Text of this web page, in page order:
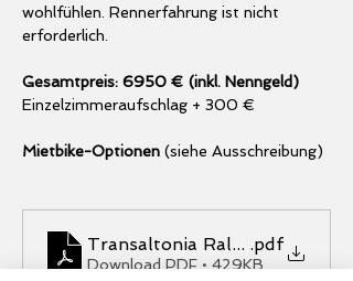
wohlfühlen. Rennerfahrung ist nicht
erforderlich.
Gesamtpreis: 6950 € (inkl. Nenngeld)
Einzelzimmeraufschlag + 300 €
Mietbike-Optionen (siehe Ausschreibung)
Transaltonia Rallye Deutsch
.pdf
Download PDF • 429KB